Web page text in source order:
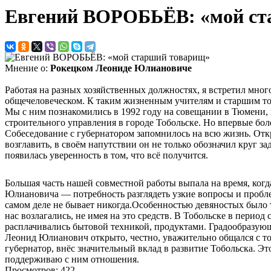
Евгений ВОРОБЬЁВ: «мой
Мнение о: Рокецком Леониде Юлиановиче
Работая на разных хозяйственных должностях, я встретил
общечеловеческом. К таким жизненным учителям и старшим
Мы с ним познакомились в 1992 году на совещании в Тюмени,
строительного управления в городе Тобольске. Но впервые
Собеседование с губернатором запомнилось на всю жизнь.
возглавить, в своём напутствии он не только обозначил круг
появилась уверенность в том, что всё получится.
Большая часть нашей совместной работы выпала на время,
Юлиановича — потребность разглядеть узкие вопросы и
самом деле не бывает никогда.Особенностью девяностых
нас возлагались, не имея на это средств. В Тобольске в
расплачивались бытовой техникой, продуктами.
Леонид Юлианович открыто, честно, уважительно общался с
губернатор, внёс значительный вклад в развитие
поддерживаю с ним отношения.